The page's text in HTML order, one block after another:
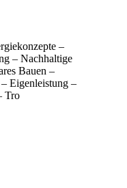
–
– Nachhaltige
Bauen –
Eigenleistung –
Tro